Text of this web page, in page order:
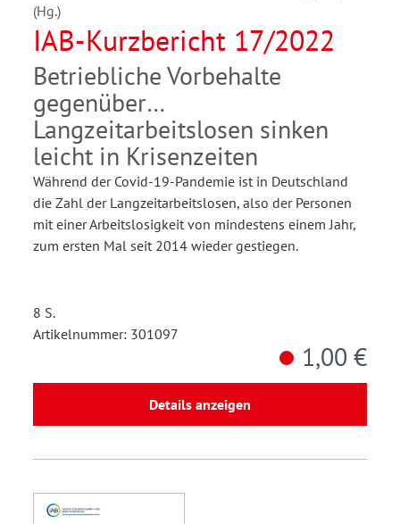
(Hg.)
IAB-Kurzbericht 17/2022
Betriebliche Vorbehalte
gegenüber
Langzeitarbeitslosen sinken
leicht in Krisenzeiten
Während der Covid-19-Pandemie ist in Deutschland
die Zahl der Langzeitarbeitslosen, also der Personen
mit einer Arbeitslosigkeit von mindestens einem Jahr,
zum ersten Mal seit 2014 wieder gestiegen.
8 S.
Artikelnummer: 301097
1,00 €
Details anzeigen